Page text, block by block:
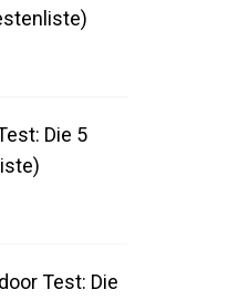
Die 5
Test: Die